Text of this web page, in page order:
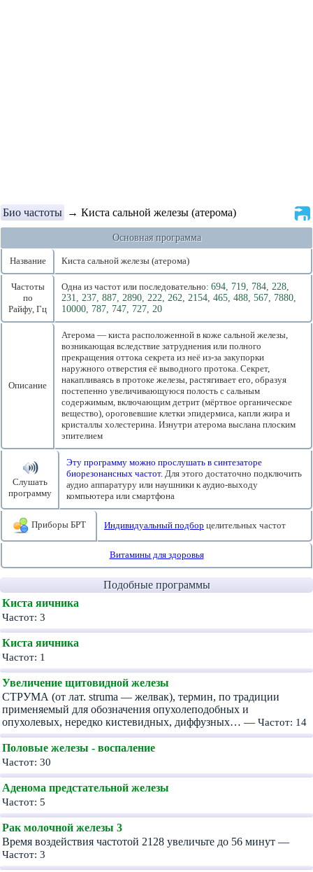
Био частоты → Киста сальной железы (атерома)
Основная программа
Название Киста сальной железы (атерома)
Частоты
по
Райфу, Гц
Одна из частот или последовательно: 694, 719, 784, 228,
231, 237, 887, 2890, 222, 262, 2154, 465, 488, 567, 7880,
10000, 787, 747, 727, 20
Описание
Атерома — киста расположенной в коже сальной железы,
возникающая вследствие затруднения или полного
прекращения оттока секрета из неё из-за закупорки
наружного отверстия её выводного протока. Секрет,
накапливаясь в протоке железы, растягивает его, образуя
постепенно увеличивающуюся полость с сальным
содержимым, включающим детрит (мёртвое органическое
вещество), ороговевшие клетки эпидермиса, капли жира и
кристаллы холестерина. Изнутри атерома выслана плоским
эпителием
Слушать
программу
Эту программу можно прослушать в синтезаторе
биорезонансных частот. Для этого достаточно подключить
аудио аппаратуру или наушники к аудио-выходу
компьютера или смартфона
Приборы БРТ Индивидуальный подбор целительных частот
Витамины для здоровья
Подобные программы
Киста яичника
Частот: 3
Киста яичника
Частот: 1
Увеличение щитовидной железы
СТРУМА (от лат. struma — желвак), термин, по традиции
применяемый для обозначения опухолеподобных и
опухолевых, нередко кистевидных, диффузных… — Частот: 14
Половые железы - воспаление
Частот: 30
Аденома предстательной железы
Частот: 5
Рак молочной железы 3
Время воздействия частотой 2128 увеличьте до 56 минут —
Частот: 3